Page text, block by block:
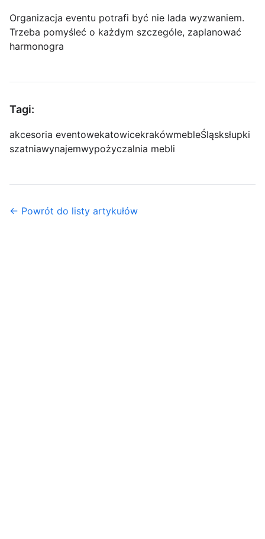
Organizacja eventu potrafi być nie lada wyzwaniem.
Trzeba pomyśleć o każdym szczególe, zaplanować
harmonogra
Tagi:
akcesoria eventowekatowicekrakówmebleŚląsksłupki
szatniawynajemwypożyczalnia mebli
← Powrót do listy artykułów